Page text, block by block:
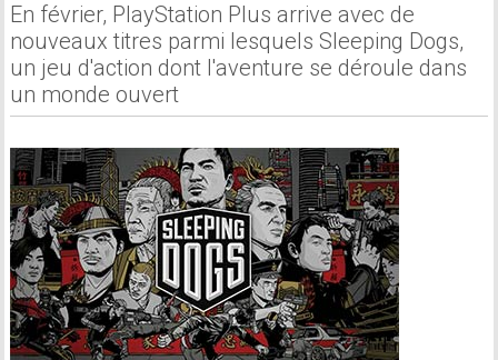
En février, PlayStation Plus arrive avec de
nouveaux titres parmi lesquels Sleeping Dogs,
un jeu d'action dont l'aventure se déroule dans
un monde ouvert